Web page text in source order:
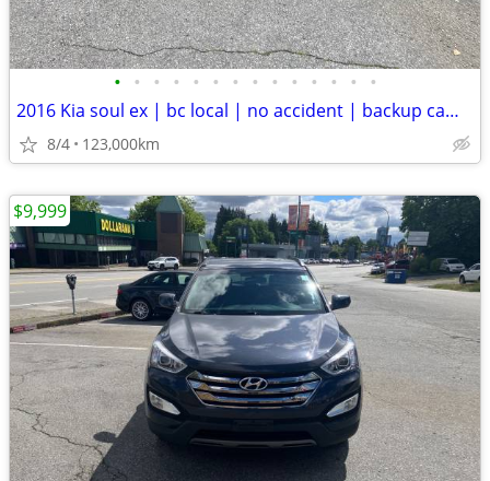
• • • • • • • • • • • • • •
2016 Kia soul ex | bc local | no accident | backup camera
8/4 123,000km
$9,999